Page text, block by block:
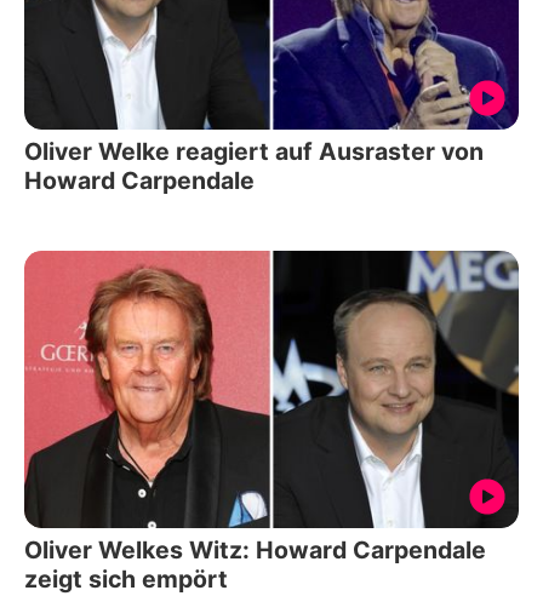
Oliver Welke reagiert auf Ausraster von
Howard Carpendale
Oliver Welkes Witz: Howard Carpendale
zeigt sich empört